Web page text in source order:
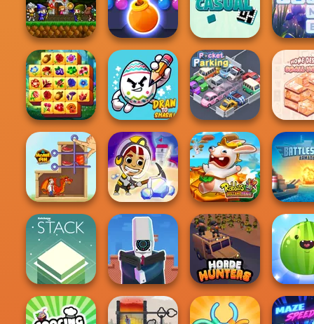
Mr. Racer
Magic and
Wizards Match
Farm Mahjong
Hawaii
Mini Guardians
Castle Defense
Bubble Shooter
HD 3
Casual
Crossword
Bubble
Spring Tile
Master
Draw To Smash! Pocket Parking
Home
Small
Home Pin 1
Idle Miner Space
Rush
Rabbids Volcano
Panic